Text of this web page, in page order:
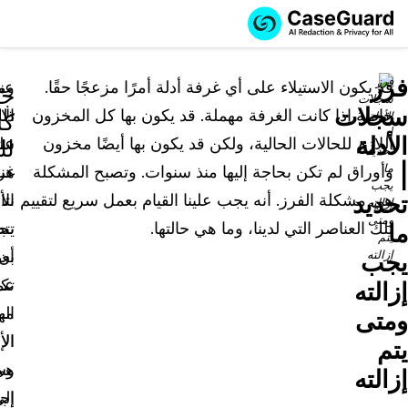
اشترك في CaseGuard Studio
قم بتوظيفنا للقيام بمهام التنقيح الخاصة بك
الميزات
تنقيح وتعتيم ملفات الفيديو
تنقيح وتعتيم المستندات
القطاعات
قوات القانونالأسعار
مصادر المعرفة
المؤتمرات والفعاليات
توضيحياً
English
Español
فرز
سجلات
الأدلة
تحديد
ما
يجب
إزالته
ومتى
يتم
إزالته
قد يكون الاستيلاء على أي غرفة أدلة أمرًا مزعجًا حقًا.
خاصة إذا كانت الغرفة مهملة. قد يكون بها كل المخزون
اللازم للحالات الحالية، ولكن قد يكون بها أيضًا مخزون
وأوراق لم تكن بحاجة إليها منذ سنوات. وتصبح المشكلة
هي مشكلة الفرز. أنه يجب علينا القيام بعمل سريع لتقييم
تلك العناصر التي لدينا، وما هي حالتها.